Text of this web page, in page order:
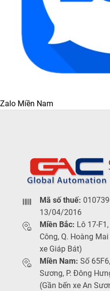
Zalo Miền Nam
Mã số thuế:
13/04/2016
Miền Bắc: Lô 17-
Công, Q. Hoàng
xe Giáp Bát)
Miền Nam: Số
Sương, P. Đông
(Gần bến xe An